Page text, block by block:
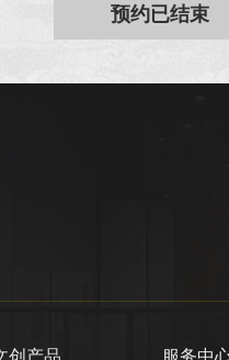
预约已结束
创产品 服务中